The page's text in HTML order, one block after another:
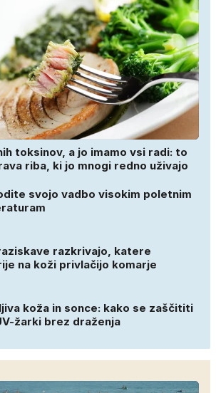
toksinov, a jo imamo vsi radi: to
riba, ki jo mnogi redno uživajo
svojo vadbo visokim poletnim
razkrivajo, katere
na koži privlačijo komarje
koža in sonce: kako se zaščititi
žarki brez draženja